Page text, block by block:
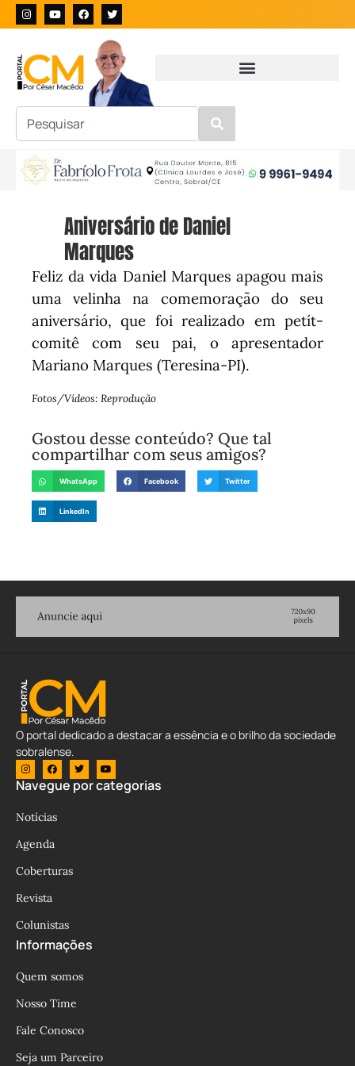
Aniversário de Daniel
Marques
Feliz da vida Daniel Marques apagou mais
uma velinha na comemoração do seu
aniversário, que foi realizado em petít-
comitê com seu pai, o apresentador
Mariano Marques (Teresina-PI).
Fotos/Vídeos: Reprodução
Gostou desse conteúdo? Que tal
compartilhar com seus amigos?
WhatsApp Facebook Twitter
LinkedIn
O portal dedicado a destacar a essência e o brilho da sociedade
sobralense.
Navegue por categorias
Notícias
Agenda
Coberturas
Revista
Colunistas
Informações
Quem somos
Nosso Time
Fale Conosco
Seja um Parceiro